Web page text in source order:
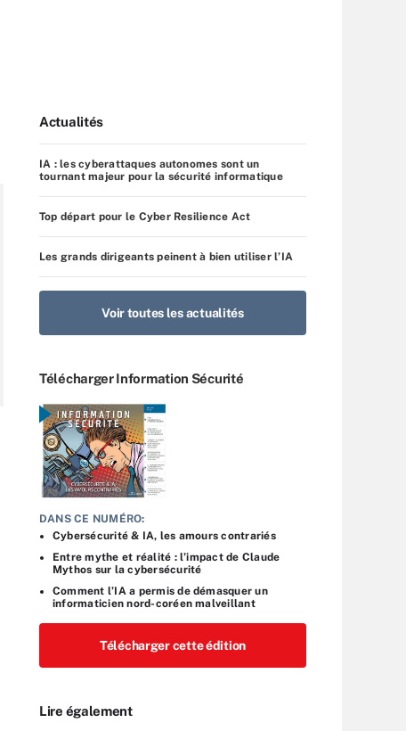
Actualités
IA : les cyberattaques autonomes sont un
tournant majeur pour la sécurité informatique
Top départ pour le Cyber Resilience Act
Les grands dirigeants peinent à bien utiliser l’IA
Voir toutes les actualités
Télécharger Information Sécurité
DANS CE NUMÉRO:
Cybersécurité & IA, les amours contrariés
Entre mythe et réalité : l’impact de Claude
Mythos sur la cybersécurité
Comment l’IA a permis de démasquer un
informaticien nord-coréen malveillant
Télécharger cette édition
Lire également